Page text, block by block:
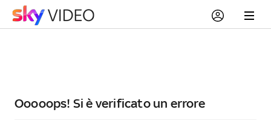
Ooooops! Si è verificato un errore